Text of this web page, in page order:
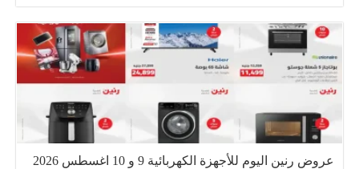
عروض رنين اليوم للأجهزة الكهربائية 9 و 10 اغسطس 2026